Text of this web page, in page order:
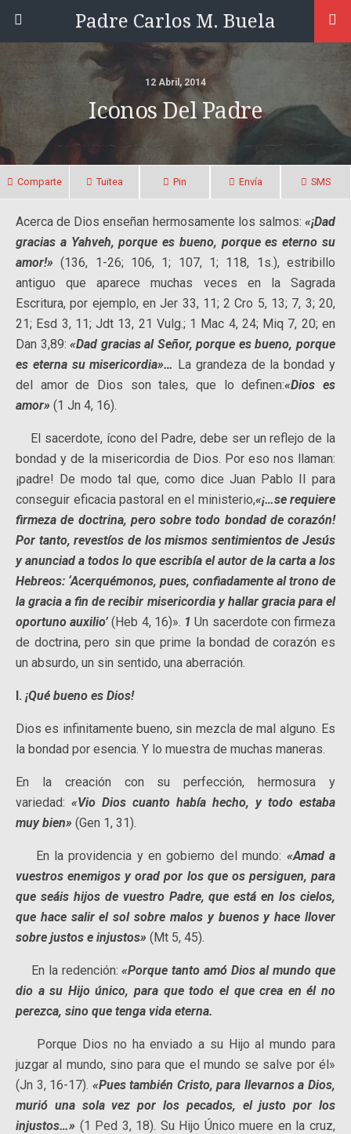
Padre Carlos M. Buela
12 Abril, 2014
Iconos Del Padre
Comparte Tuitea Pin Envía SMS
Acerca de Dios enseñan hermosamente los salmos: «¡Dad
gracias a Yahveh, porque es bueno, porque es eterno su
amor!» (136, 1-26; 106, 1; 107, 1; 118, 1s.), estribillo
antiguo que aparece muchas veces en la Sagrada
Escritura, por ejemplo, en Jer 33, 11; 2 Cro 5, 13; 7, 3; 20,
21; Esd 3, 11; Jdt 13, 21 Vulg.; 1 Mac 4, 24; Miq 7, 20; en
Dan 3,89:«Dad gracias al Señor, porque es bueno, porque
es eterna su misericordia»… La grandeza de la bondad y
del amor de Dios son tales, que lo definen:«Dios es
amor» (1 Jn 4, 16).
El sacerdote, ícono del Padre, debe ser un reflejo de la
bondad y de la misericordia de Dios. Por eso nos llaman:
¡padre! De modo tal que, como dice Juan Pablo II para
conseguir eficacia pastoral en el ministerio,«¡…se requiere
firmeza de doctrina, pero sobre todo bondad de corazón!
Por tanto, revestíos de los mismos sentimientos de Jesús
y anunciad a todos lo que escribía el autor de la carta a los
Hebreos: ‘Acerquémonos, pues, confiadamente al trono de
la gracia a fin de recibir misericordia y hallar gracia para el
oportuno auxilio’(Heb 4, 16)». 1 Un sacerdote con firmeza
de doctrina, pero sin que prime la bondad de corazón es
un absurdo, un sin sentido, una aberración.
I. ¡Qué bueno es Dios!
Dios es infinitamente bueno, sin mezcla de mal alguno. Es
la bondad por esencia. Y lo muestra de muchas maneras.
En la creación con su perfección, hermosura y
variedad: «Vio Dios cuanto había hecho, y todo estaba
muy bien» (Gen 1, 31).
En la providencia y en gobierno del mundo: «Amad a
vuestros enemigos y orad por los que os persiguen, para
que seáis hijos de vuestro Padre, que está en los cielos,
que hace salir el sol sobre malos y buenos y hace llover
sobre justos e injustos» (Mt 5, 45).
En la redención:«Porque tanto amó Dios al mundo que
dio a su Hijo único, para que todo el que crea en él no
perezca, sino que tenga vida eterna.
Porque Dios no ha enviado a su Hijo al mundo para
juzgar al mundo, sino para que el mundo se salve por él»
(Jn 3, 16-17). «Pues también Cristo, para llevarnos a Dios,
murió una sola vez por los pecados, el justo por los
injustos…» (1 Ped 3, 18). Su Hijo Único muere en la cruz,